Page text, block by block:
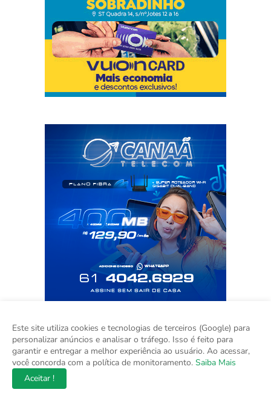
Este site utiliza cookies e tecnologias de terceiros (Google) para
personalizar anúncios e analisar o tráfego. Isso é feito para
garantir e entregar a melhor experiência ao usuário. Ao acessar,
você concorda com a política de monitoramento. Saiba Mais
Aceitar !